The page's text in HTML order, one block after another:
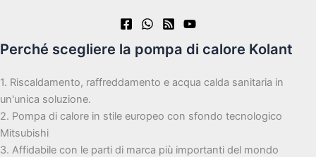
Perché scegliere la pompa di calore Kolant
1. Riscaldamento, raffreddamento e acqua calda sanitaria in
un'unica soluzione.
2. Pompa di calore in stile europeo con sfondo tecnologico
Mitsubishi
3. Affidabile con le parti di marca più importanti del mondo